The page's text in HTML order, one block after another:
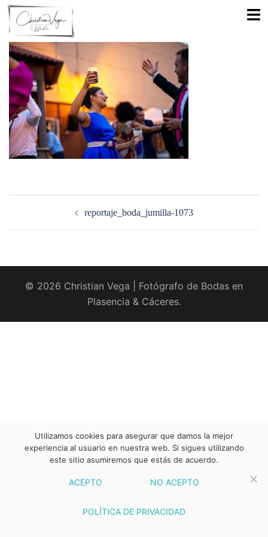
Saltar
contenido
reportaje_boda_jumilla-1073
© 2026 Christian Vega | Fotógrafo de Bodas en
Plasencia & Cáceres.
Utilizamos cookies para asegurar que damos la mejor
experiencia al usuario en nuestra web. Si sigues utilizando
este sitio asumiremos que estás de acuerdo.
ACEPTO NO ACEPTO
POLÍTICA DE PRIVACIDAD